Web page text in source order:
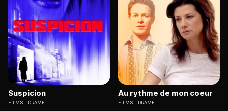
Suspicion
FILMS DRAME
Au rythme de mon coeur
FILMS DRAME